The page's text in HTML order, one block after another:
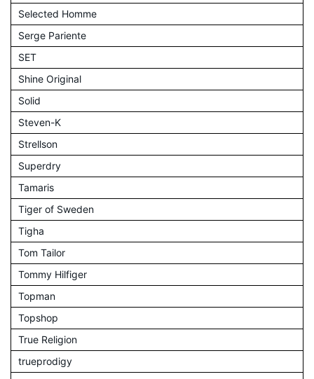
Selected Homme
Serge Pariente
SET
Shine Original
Solid
Steven-K
Strellson
Superdry
Tamaris
Tiger of Sweden
Tigha
Tom Tailor
Tommy Hilfiger
Topman
Topshop
True Religion
trueprodigy